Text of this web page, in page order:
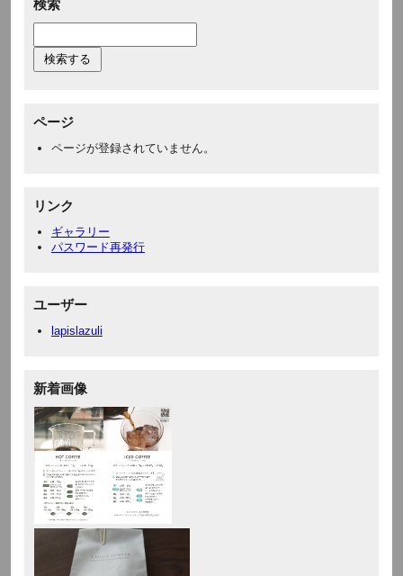
検索
ページ
ページが登録されていません。
リンク
ギャラリー
パスワード再発行
ユーザー
lapislazuli
新着画像